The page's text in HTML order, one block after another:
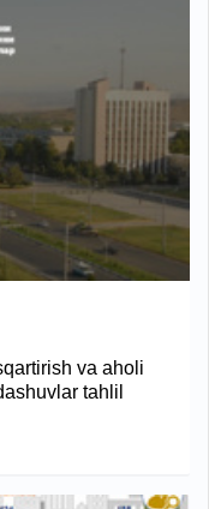
va aholi
tahlil